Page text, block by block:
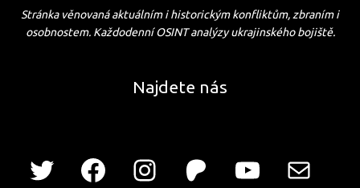
Stránka věnovaná aktuálním i historickým konfliktům, zbraním i
osobnostem. Každodenní OSINT analýzy ukrajinského bojiště.
Najdete nás